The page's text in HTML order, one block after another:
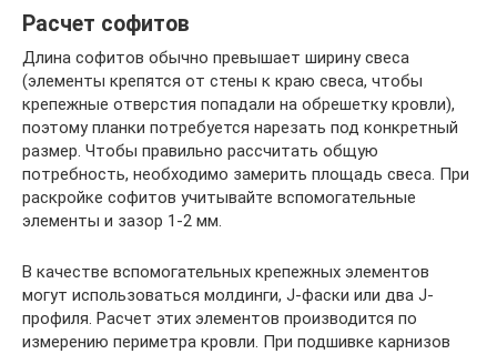
Расчет софитов
Длина софитов обычно превышает ширину свеса
(элементы крепятся от стены к краю свеса, чтобы
крепежные отверстия попадали на обрешетку кровли),
поэтому планки потребуется нарезать под конкретный
размер. Чтобы правильно рассчитать общую
потребность, необходимо замерить площадь свеса. При
раскройке софитов учитывайте вспомогательные
элементы и зазор 1-2 мм.
В качестве вспомогательных крепежных элементов
могут использоваться молдинги, J-фаски или два J-
профиля. Расчет этих элементов производится по
измерению периметра кровли. При подшивке карнизов